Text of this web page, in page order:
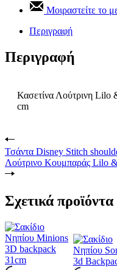
Μοιραστείτε το
Περιγραφή
Περιγραφή
Κασετίνα Λούτρινη Lilo
cm
Τσάντα Disney Stitch
Λούτρινο Κουμπαράς Lilo
Σχετικά προϊόντα